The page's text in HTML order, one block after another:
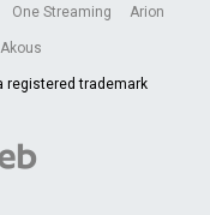
One Streaming Arion
Akous
registered trademark